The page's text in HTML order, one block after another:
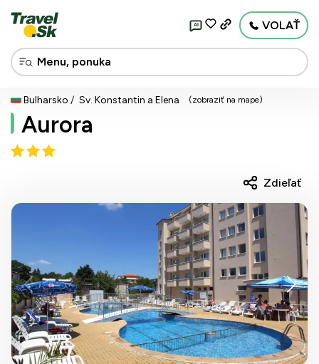
AI VOLAŤ
Bulharsko Sv. Konstantin a Elena (zobraziť na mape)
Aurora
Zdieľať